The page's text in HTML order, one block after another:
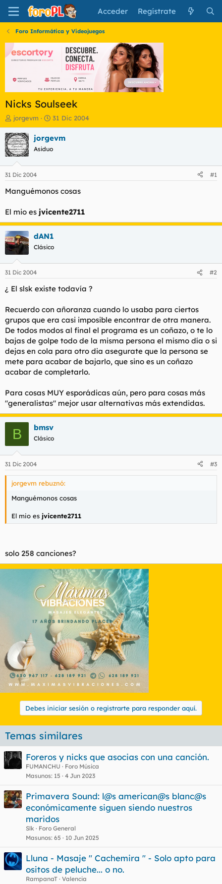
Acceder Regístrate
Foro Informática y Videojuegos
Nicks Soulseek
I
n
i
c
i
a
d
o
r
l
t
e
m
a
jorgevm
F
e
c
a
i
n
i
o
31 Dic 2004
jorgevm
Asiduo
31 Dic 2004 #1
Manguémonos cosas
El mio es jvicente2711
dAN1
Clásico
31 Dic 2004 #2
¿ El slsk existe todavía ?
Recuerdo con añoranza cuando lo usaba para ciertos
grupos que era casi imposible encontrar de otra manera.
De todos modos al final el programa es un coñazo, o te lo
bajas de golpe todo de la misma persona el mismo día o si
dejas en cola para otro dia asegurate que la persona se
mete para acabar de bajarlo, que sino es un coñazo
acabar de completarlo.
Para cosas MUY esporádicas aún, pero para cosas más
"generalistas" mejor usar alternativas más extendidas.
B bmsv
Clásico
31 Dic 2004 #3
jorgevm rebuznó:
Manguémonos cosas
El mio es jvicente2711
solo 258 canciones?
Debes iniciar sesión o registrarte para responder aquí.
Temas similares
Foreros y nicks que asocias con una canción.
FUMANCHU
Foro Música
Masunos 15 4 Jun 2023
Primavera Sound: l@s american@s blanc@s
económicamente siguen siendo nuestros
maridos
Slk
Foro General
Masunos 65 10 Jun 2025
Lluna - Masaje " Cachemira " - Solo apto para
ositos de peluche... o no.
RampanaT Valencia